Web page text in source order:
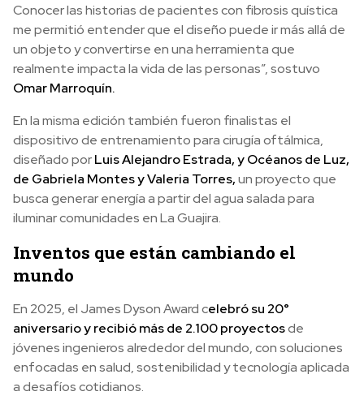
Conocer las historias de pacientes con fibrosis quística
me permitió entender que el diseño puede ir más allá de
un objeto y convertirse en una herramienta que
realmente impacta la vida de las personas”, sostuvo
Omar Marroquín.
En la misma edición también fueron finalistas el
dispositivo de entrenamiento para cirugía oftálmica,
diseñado porLuis Alejandro Estrada, y Océanos de Luz,
de Gabriela Montes y Valeria Torres,un proyecto que
busca generar energía a partir del agua salada para
iluminar comunidades en La Guajira.
Inventos que están cambiando el
mundo
En 2025, el James Dyson Award celebró su 20°
aniversario y recibió más de 2.100 proyectosde
jóvenes ingenieros alrededor del mundo, con soluciones
enfocadas en salud, sostenibilidad y tecnología aplicada
a desafíos cotidianos.